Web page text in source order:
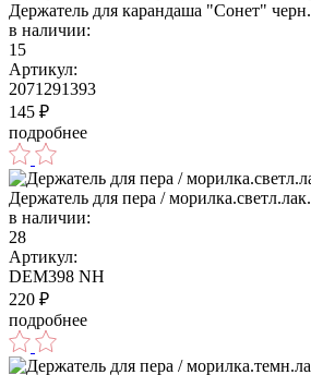
Держатель для карандаша "Сонет" черн.
в наличии:
15
Артикул:
2071291393
145 ₽
подробнее
Держатель для пера / морилка.светл.лак.
в наличии:
28
Артикул:
DEM398 NH
220 ₽
подробнее